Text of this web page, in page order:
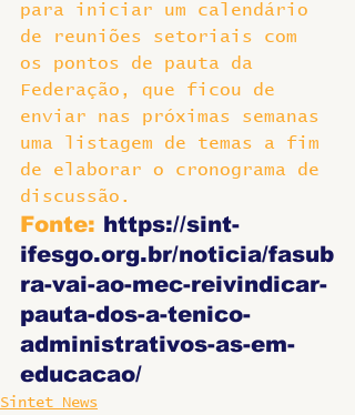
para iniciar um calendário
de reuniões setoriais com
os pontos de pauta da
Federação, que ficou de
enviar nas próximas semanas
uma listagem de temas a fim
de elaborar o cronograma de
discussão.
Fonte: https://sint-
ifesgo.org.br/noticia/fasub
ra-vai-ao-mec-reivindicar-
pauta-dos-a-tenico-
administrativos-as-em-
educacao/
Sintet News